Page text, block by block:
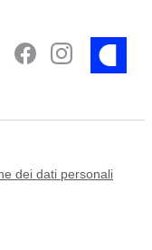
dei dati personali